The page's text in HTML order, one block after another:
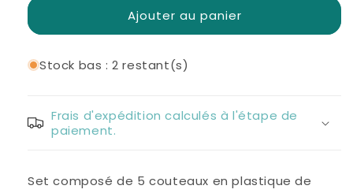
couteaux
Ajouter au panier
Stock bas : 2 restant(s)
Frais d'expédition calculés à l'étape de
paiement.
Set composé de 5 couteaux en plastique de